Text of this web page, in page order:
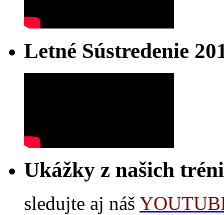
Letné Sústredenie
Ukážky z našich
sledujte aj náš